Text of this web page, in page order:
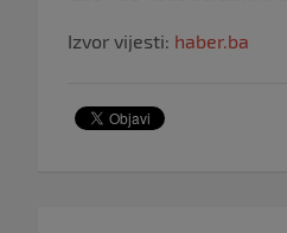
Izvor vijesti: haber.ba